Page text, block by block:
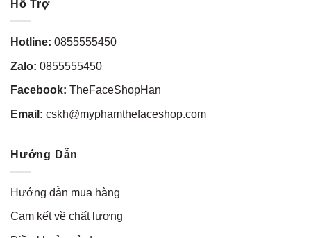
Hỗ Trợ
Hotline: 0855555450
Zalo: 0855555450
Facebook: TheFaceShopHan
Email: cskh@myphamthefaceshop.com
Hướng Dẫn
Hướng dẫn mua hàng
Cam kết về chất lượng